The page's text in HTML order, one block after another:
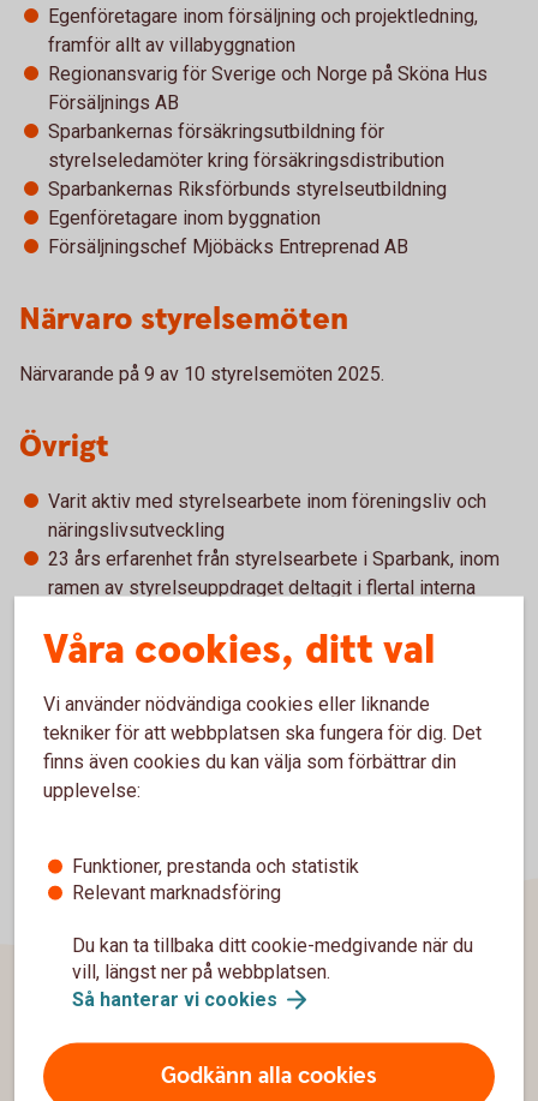
Egenföretagare inom försäljning och projektledning,
framför allt av villabyggnation
Regionansvarig för Sverige och Norge på Sköna Hus
Försäljnings AB
Sparbankernas försäkringsutbildning för
styrelseledamöter kring försäkringsdistribution
Sparbankernas Riksförbunds styrelseutbildning
Egenföretagare inom byggnation
Försäljningschef Mjöbäcks Entreprenad AB
Närvaro styrelsemöten
Närvarande på 9 av 10 styrelsemöten 2025.
Övrigt
Varit aktiv med styrelsearbete inom föreningsliv och
näringslivsutveckling
23 års erfarenhet från styrelsearbete i Sparbank, inom
ramen av styrelseuppdraget deltagit i flertal interna
Ledamot i Trivselbygdens Bostad AB
Våra cookies, ditt val
Vi använder nödvändiga cookies eller liknande
tekniker för att webbplatsen ska fungera för dig. Det
finns även cookies du kan välja som förbättrar din
upplevelse:
Funktioner, prestanda och statistik
Relevant marknadsföring
Du kan ta tillbaka ditt cookie-medgivande när du
vill, längst ner på webbplatsen.
Så hanterar vi cookies
Godkänn alla cookies
Sidfot
Hitta snabbt
Kontakta oss